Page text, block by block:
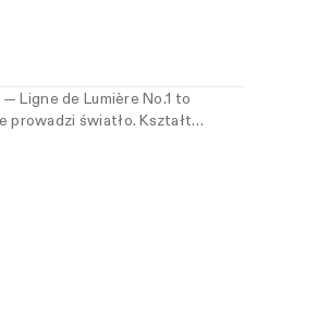
Ligne de Lumière No.1 to
prowadzi światło. Kształt
ją w nowoczesny,